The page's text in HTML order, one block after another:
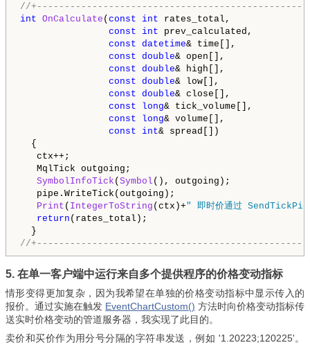
//
int OnCalculate ( const int rates_total,
const
int prev_calculated,
const datetime& time[],
const double& open[],
const double& high[],
const double& low[],
const double& close[],
const
long& tick_volume[],
const
long& volume[],
const
int& spread[])
{
ctx++;
MqlTick outgoing;
SymbolInfoTick ( Symbol (), outgoing);
pipe.WriteTick(outgoing);
Print ( IntegerToString (ctx)+" 即时价通过
return (rates_total);
//
5. 在单一客户端中运行来自多个提供程序的价格变动指标
情形变得更加复杂，因为我希望在单独的价格变动指标中显示传入的
报价。通过实施在触发 EventChartCustom() 方法时向价格变动指标传
送实时价格变动的管道服务器，我实现了此目的。
卖价和买价作为用分号分隔的字符串发送，例如 '1.20223;120225'。